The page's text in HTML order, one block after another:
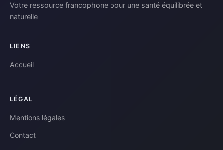
Votre ressource francophone pour une santé équilibrée et
naturelle
LIENS
Accueil
LÉGAL
Mentions légales
Contact